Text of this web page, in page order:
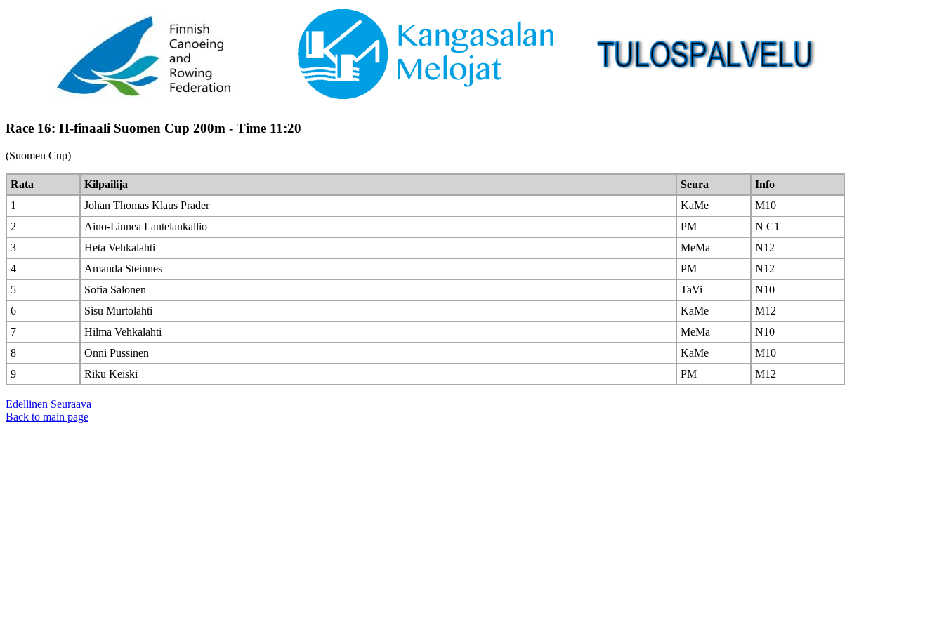
Race 16: H-finaali Suomen Cup 200m - Time 11:20
(Suomen Cup)
Rata Kilpailija Seura
Info
1
Johan Thomas Klaus Prader KaMe
M10
2
Aino-Linnea Lantelankallio PM
N C1
3
Heta Vehkalahti MeMa
N12
4
Amanda Steinnes PM
N12
5
Sofia Salonen TaVi
N10
6
Sisu Murtolahti KaMe
M12
7
Hilma Vehkalahti MeMa
N10
8
Onni Pussinen KaMe
M10
9
Riku Keiski PM M12
Edellinen Seuraava
Back to main page